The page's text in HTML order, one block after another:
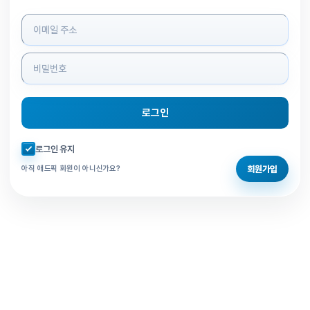
로그인 정보 입력
로그인
자동로그인 체크
로그인 유지
아직 애드픽 회원이 아니신가요? 회원가입